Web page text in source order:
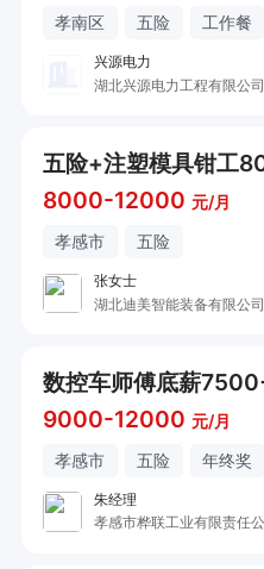
孝南区 五险 工作餐
兴源电力
湖北兴源电力工程有限公司
五险+注塑模具钳工
8000-12000 元/月
孝感市 五险
张女士
湖北迪美智能装备有限公司
9000-12000 元/月
孝感市 五险 年终奖
朱经理
孝感市桦联工业有限责任